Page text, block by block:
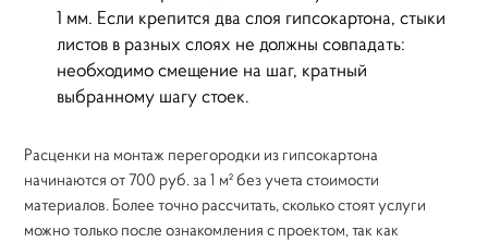
1 мм. Если крепится два слоя гипсокартона, стыки
листов в разных слоях не должны совпадать:
необходимо смещение на шаг, кратный
выбранному шагу стоек.
Расценки на монтаж перегородки из гипсокартона
начинаются от 700 руб. за 1 м² без учета стоимости
материалов. Более точно рассчитать, сколько стоят услуги
можно только после ознакомления с проектом, так как